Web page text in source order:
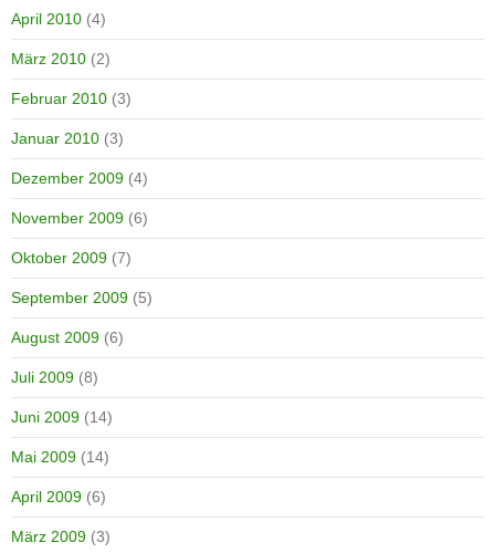
April 2010 (4)
März 2010 (2)
Februar 2010 (3)
Januar 2010 (3)
Dezember 2009 (4)
November 2009 (6)
Oktober 2009 (7)
September 2009 (5)
August 2009 (6)
Juli 2009 (8)
Juni 2009 (14)
Mai 2009 (14)
April 2009 (6)
März 2009 (3)